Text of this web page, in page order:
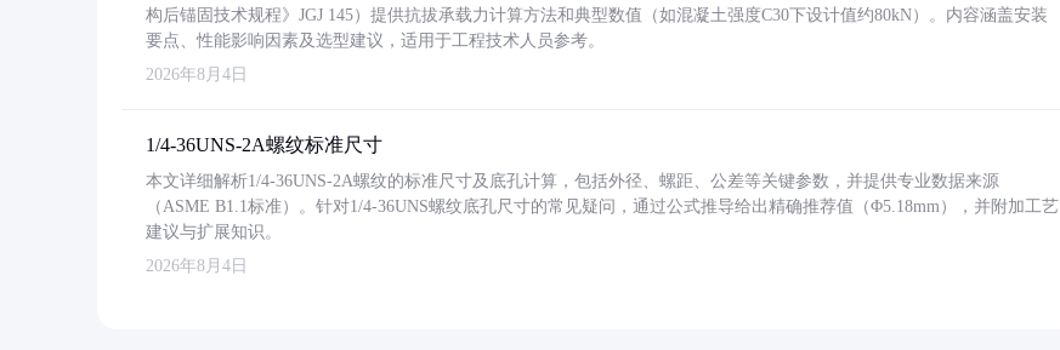
构后锚固技术规程》JGJ 145）提供抗拔承载力计算方法和典型数值（如混凝土强度C30下设计值约80kN）。内容涵盖安装
要点、性能影响因素及选型建议，适用于工程技术人员参考。
2026年8月4日
1/4-36UNS-2A螺纹标准尺寸
本文详细解析1/4-36UNS-2A螺纹的标准尺寸及底孔计算，包括外径、螺距、公差等关键参数，并提供专业数据来源
（ASME B1.1标准）。针对1/4-36UNS螺纹底孔尺寸的常见疑问，通过公式推导给出精确推荐值（Φ5.18mm），并附加工艺
建议与扩展知识。
2026年8月4日